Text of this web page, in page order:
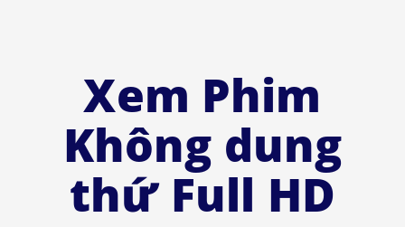
Xem Phim
Không dung
thứ Full HD